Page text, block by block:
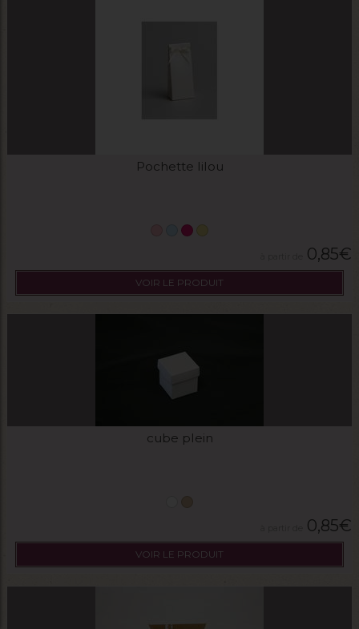
Pochette lilou
0,85€
VOIR LE PRODUIT
cube plein
0,85€
VOIR LE PRODUIT